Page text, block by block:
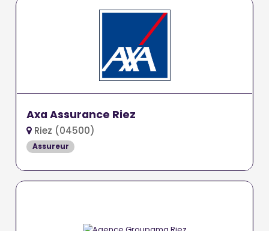
Axa Assurance Riez
Riez (04500)
Assureur